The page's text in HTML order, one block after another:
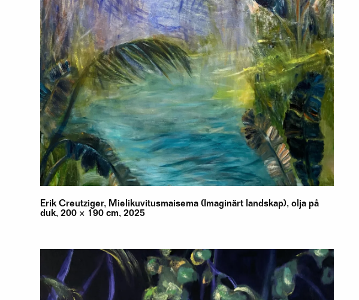
Erik Creutziger, Mielikuvitusmaisema (Imaginärt landskap), olja på
duk, 200 × 190 cm, 2025